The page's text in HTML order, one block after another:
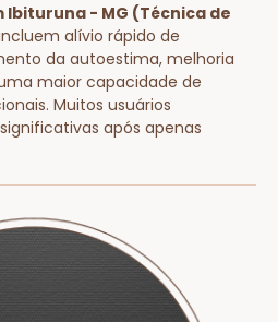
Ibituruna - MG (Técnica de
alívio rápido de
da autoestima, melhoria
maior capacidade de
Muitos usuários
após apenas